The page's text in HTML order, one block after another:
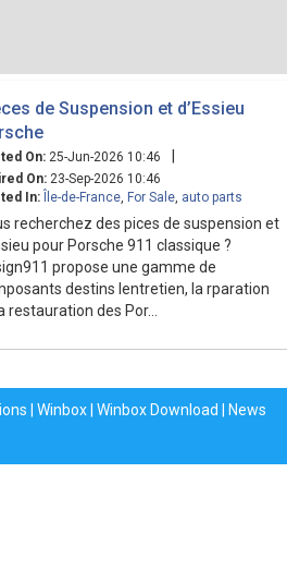
de Suspension et d’Essieu
On: 25-Jun-2026 10:46 |
On: 23-Sep-2026 10:46
In: Île-de-France For Sale auto parts
recherchez des pices de suspension et
pour Porsche 911 classique ?
propose une gamme de
destins lentretien, la rparation
restauration des Por...
| Winbox| Winbox Download | News